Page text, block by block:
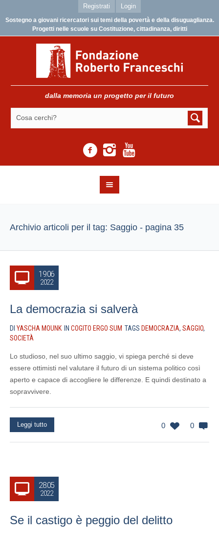
Registrati Login
Sostegno a giovani ricercatori sui temi della povertà e della disuguaglianza.
Progetti nelle scuole su Costituzione, cittadinanza, diritti
dalla memoria un progetto per il futuro
Archivio articoli per il tag: Saggio - pagina 35
19.06
2022
La democrazia si salverà
DI YASCHA MOUNK IN COGITO ERGO SUM TAGS DEMOCRAZIA, SAGGIO,
SOCIETÀ
Lo studioso, nel suo ultimo saggio, vi spiega perché si deve
essere ottimisti nel valutare il futuro di un sistema politico così
aperto e capace di accogliere le differenze. E quindi destinato a
sopravvivere.
0 0
Leggi tutto
28.05
2022
Se il castigo è peggio del delitto